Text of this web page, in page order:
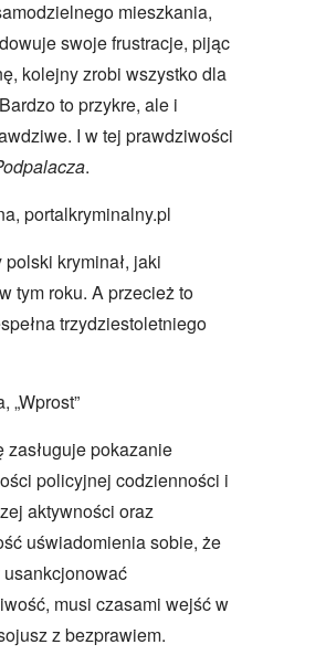
mieszkania,
swoje frustracje, pijąc
kolejny zrobi wszystko dla
to przykre, ale i
I w tej prawdziwości
.
portalkryminalny.pl
kryminał, jaki
tym roku. A przecież to
trzydziestoletniego
„Wprost”
zasługuje pokazanie
policyjnej codzienności i
aktywności oraz
uświadomienia sobie, że
musi czasami wejść w
z bezprawiem.